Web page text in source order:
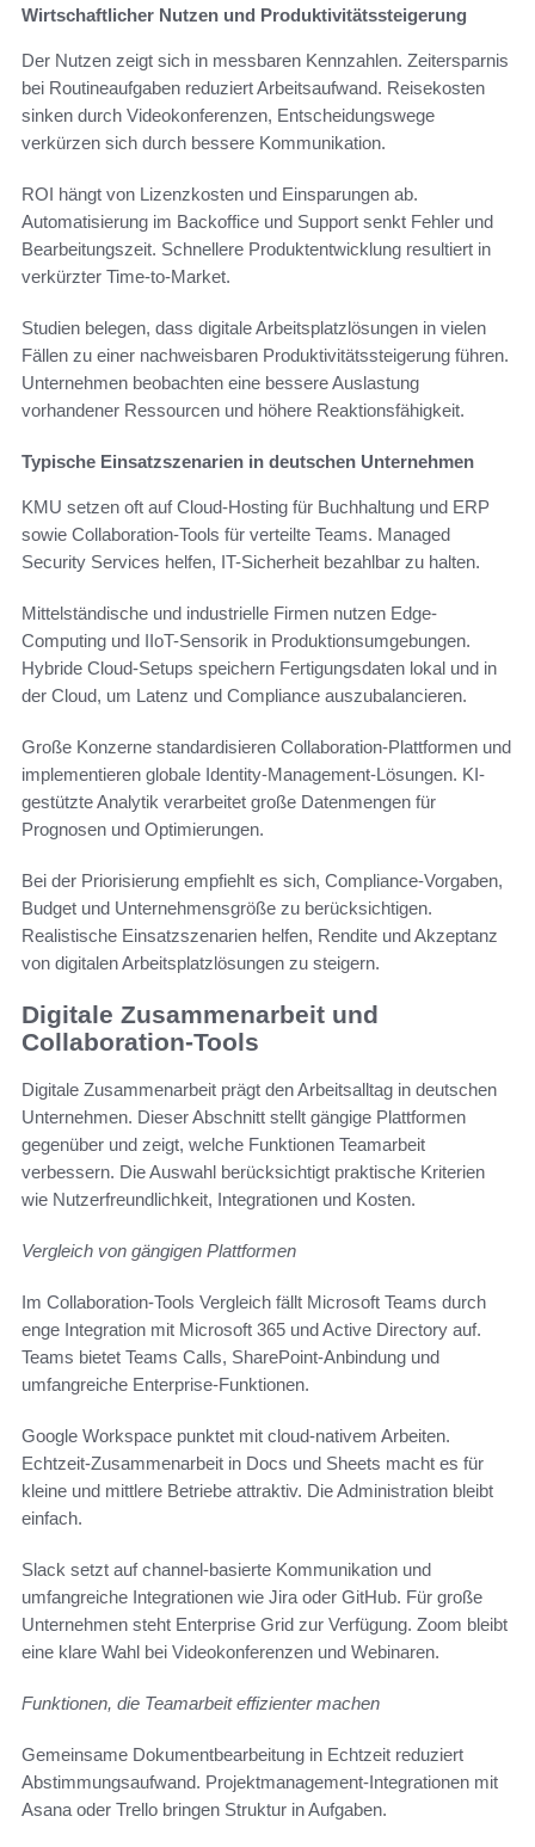
Wirtschaftlicher Nutzen und Produktivitätssteigerung
Der Nutzen zeigt sich in messbaren Kennzahlen. Zeitersparnis
bei Routineaufgaben reduziert Arbeitsaufwand. Reisekosten
sinken durch Videokonferenzen, Entscheidungswege
verkürzen sich durch bessere Kommunikation.
ROI hängt von Lizenzkosten und Einsparungen ab.
Automatisierung im Backoffice und Support senkt Fehler und
Bearbeitungszeit. Schnellere Produktentwicklung resultiert in
verkürzter Time-to-Market.
Studien belegen, dass digitale Arbeitsplatzlösungen in vielen
Fällen zu einer nachweisbaren Produktivitätssteigerung führen.
Unternehmen beobachten eine bessere Auslastung
vorhandener Ressourcen und höhere Reaktionsfähigkeit.
Typische Einsatzszenarien in deutschen Unternehmen
KMU setzen oft auf Cloud-Hosting für Buchhaltung und ERP
sowie Collaboration-Tools für verteilte Teams. Managed
Security Services helfen, IT-Sicherheit bezahlbar zu halten.
Mittelständische und industrielle Firmen nutzen Edge-
Computing und IIoT-Sensorik in Produktionsumgebungen.
Hybride Cloud-Setups speichern Fertigungsdaten lokal und in
der Cloud, um Latenz und Compliance auszubalancieren.
Große Konzerne standardisieren Collaboration-Plattformen und
implementieren globale Identity-Management-Lösungen. KI-
gestützte Analytik verarbeitet große Datenmengen für
Prognosen und Optimierungen.
Bei der Priorisierung empfiehlt es sich, Compliance-Vorgaben,
Budget und Unternehmensgröße zu berücksichtigen.
Realistische Einsatzszenarien helfen, Rendite und Akzeptanz
von digitalen Arbeitsplatzlösungen zu steigern.
Digitale Zusammenarbeit und
Collaboration-Tools
Digitale Zusammenarbeit prägt den Arbeitsalltag in deutschen
Unternehmen. Dieser Abschnitt stellt gängige Plattformen
gegenüber und zeigt, welche Funktionen Teamarbeit
verbessern. Die Auswahl berücksichtigt praktische Kriterien
wie Nutzerfreundlichkeit, Integrationen und Kosten.
Vergleich von gängigen Plattformen
Im Collaboration-Tools Vergleich fällt Microsoft Teams durch
enge Integration mit Microsoft 365 und Active Directory auf.
Teams bietet Teams Calls, SharePoint-Anbindung und
umfangreiche Enterprise-Funktionen.
Google Workspace punktet mit cloud-nativem Arbeiten.
Echtzeit-Zusammenarbeit in Docs und Sheets macht es für
kleine und mittlere Betriebe attraktiv. Die Administration bleibt
einfach.
Slack setzt auf channel-basierte Kommunikation und
umfangreiche Integrationen wie Jira oder GitHub. Für große
Unternehmen steht Enterprise Grid zur Verfügung. Zoom bleibt
eine klare Wahl bei Videokonferenzen und Webinaren.
Funktionen, die Teamarbeit effizienter machen
Gemeinsame Dokumentbearbeitung in Echtzeit reduziert
Abstimmungsaufwand. Projektmanagement-Integrationen mit
Asana oder Trello bringen Struktur in Aufgaben.